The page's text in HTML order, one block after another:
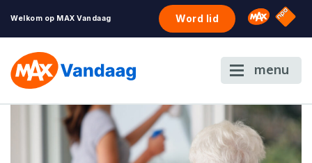
Welkom op MAX Vandaag Word lid Omroep
NPO
menu